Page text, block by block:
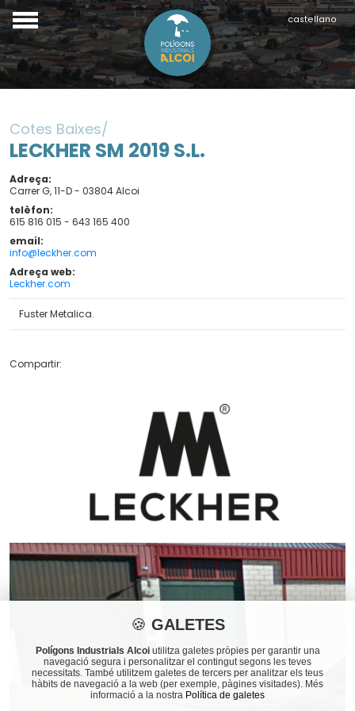
castellano
Cotes Baixes
LECKHER SM 2019 S.L.
Adreça
Carrer G, 11-D - 03804 Alcoi
telèfon
615 816 015 - 643 165 400
email
info@leckher.com
Adreça web
Leckher.com
Fuster Metalica.
Compartir:
🍪 GALETES
Polígons Industrials Alcoiutilitza galetes pròpies per garantir una
navegació segura i personalitzar el contingut segons les teves
necessitats. També utilitzem galetes de tercers per analitzar els teus
hàbits de navegació a la web (per exemple, pàgines visitades). Més
informació a la nostra Política de galetes